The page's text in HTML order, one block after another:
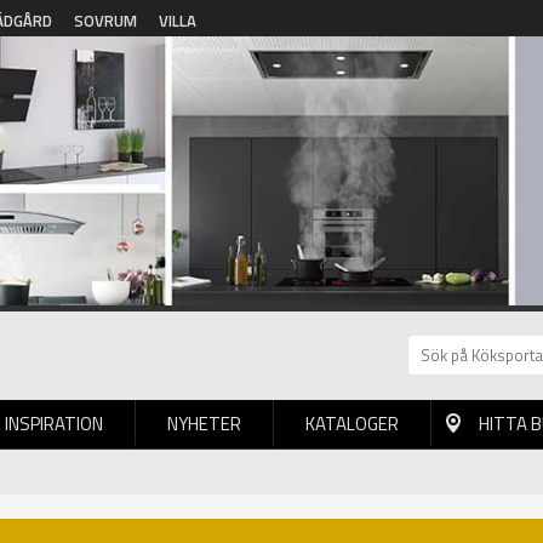
SOVRUM VILLA
INSPIRATION NYHETER KATALOGER HITTA